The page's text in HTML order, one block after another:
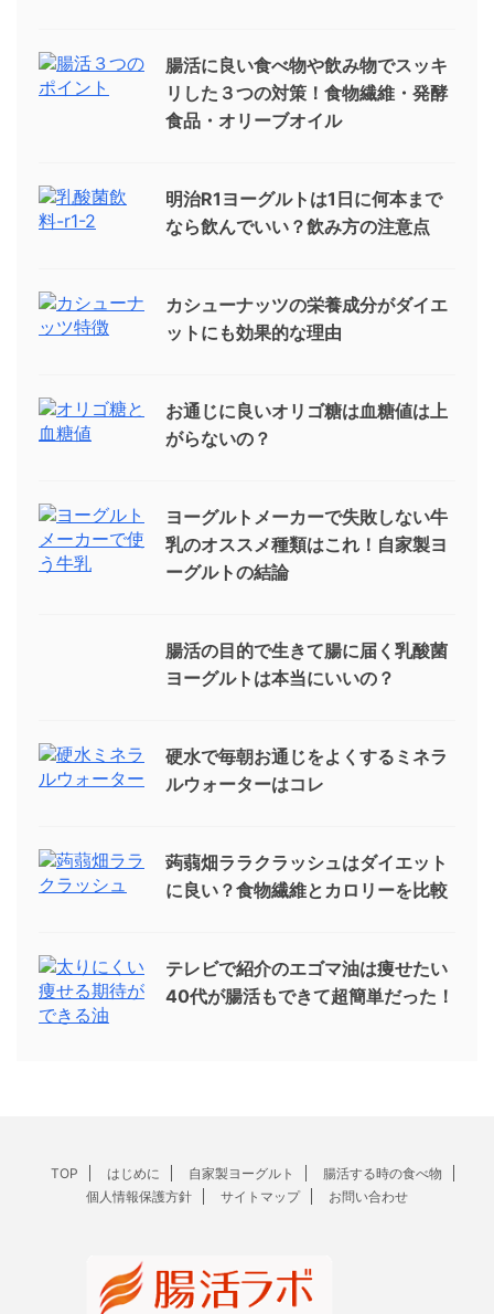
腸活に良い食べ物や飲み物でスッキ
リした３つの対策！食物繊維・発酵
食品・オリーブオイル
明治R1ヨーグルトは1日に何本まで
なら飲んでいい？飲み方の注意点
カシューナッツの栄養成分がダイエ
ットにも効果的な理由
お通じに良いオリゴ糖は血糖値は上
がらないの？
ヨーグルトメーカーで失敗しない牛
乳のオススメ種類はこれ！自家製ヨ
ーグルトの結論
腸活の目的で生きて腸に届く乳酸菌
ヨーグルトは本当にいいの？
硬水で毎朝お通じをよくするミネラ
ルウォーターはコレ
蒟蒻畑ララクラッシュはダイエット
に良い？食物繊維とカロリーを比較
テレビで紹介のエゴマ油は痩せたい
40代が腸活もできて超簡単だった！
TOP はじめに 自家製ヨーグルト
腸活する時の食べ物
個人情報保護方針
サイトマップ お問い合わせ